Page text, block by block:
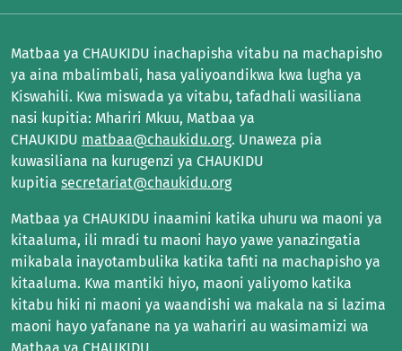
Matbaa ya CHAUKIDU inachapisha vitabu na machapisho
ya aina mbalimbali, hasa yaliyoandikwa kwa lugha ya
Kiswahili. Kwa miswada ya vitabu, tafadhali wasiliana
nasi kupitia: Mhariri Mkuu, Matbaa ya
CHAUKIDU matbaa@chaukidu.org. Unaweza pia
kuwasiliana na kurugenzi ya CHAUKIDU
kupitia secretariat@chaukidu.org
Matbaa ya CHAUKIDU inaamini katika uhuru wa maoni ya
kitaaluma, ili mradi tu maoni hayo yawe yanazingatia
mikabala inayotambulika katika tafiti na machapisho ya
kitaaluma. Kwa mantiki hiyo, maoni yaliyomo katika
kitabu hiki ni maoni ya waandishi wa makala na si lazima
maoni hayo yafanane na ya wahariri au wasimamizi wa